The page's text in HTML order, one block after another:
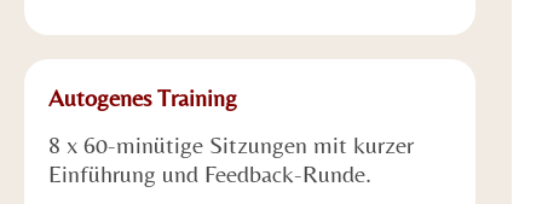
Autogenes Training
8 x 60-minütige Sitzungen mit kurzer
Einführung und Feedback-Runde.